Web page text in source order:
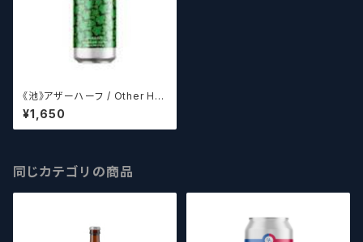
《池》アザーハーフ / Other Hal
f Brewing Dank Ivy【クラフト
ビールシザーズ】
¥1,650
同じカテゴリの商品